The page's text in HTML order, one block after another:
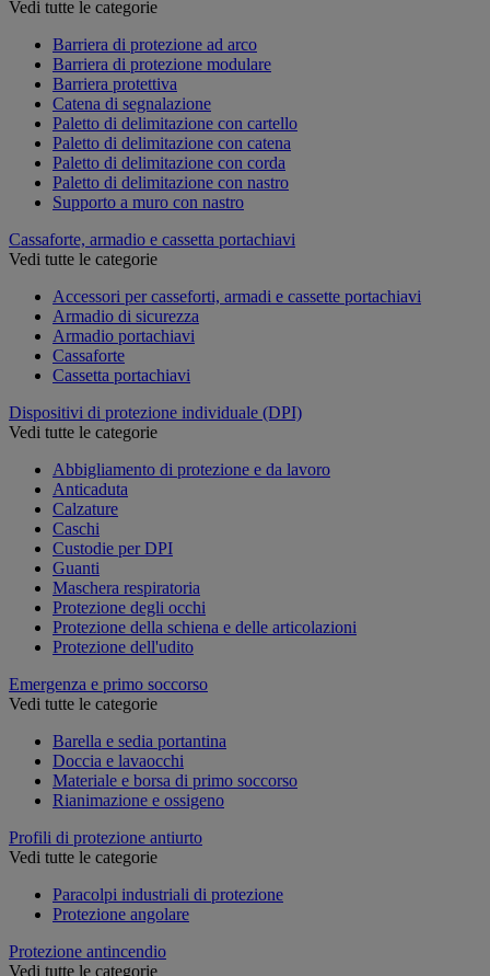
Vedi tutte le categorie
Barriera di protezione ad arco
Barriera di protezione modulare
Barriera protettiva
Catena di segnalazione
Paletto di delimitazione con cartello
Paletto di delimitazione con catena
Paletto di delimitazione con corda
Paletto di delimitazione con nastro
Supporto a muro con nastro
Cassaforte, armadio e cassetta portachiavi
Vedi tutte le categorie
Accessori per casseforti, armadi e cassette portachiavi
Armadio di sicurezza
Armadio portachiavi
Cassaforte
Cassetta portachiavi
Dispositivi di protezione individuale (DPI)
Vedi tutte le categorie
Abbigliamento di protezione e da lavoro
Anticaduta
Calzature
Caschi
Custodie per DPI
Guanti
Maschera respiratoria
Protezione degli occhi
Protezione della schiena e delle articolazioni
Protezione dell'udito
Emergenza e primo soccorso
Vedi tutte le categorie
Barella e sedia portantina
Doccia e lavaocchi
Materiale e borsa di primo soccorso
Rianimazione e ossigeno
Profili di protezione antiurto
Vedi tutte le categorie
Paracolpi industriali di protezione
Protezione angolare
Protezione antincendio
Vedi tutte le categorie